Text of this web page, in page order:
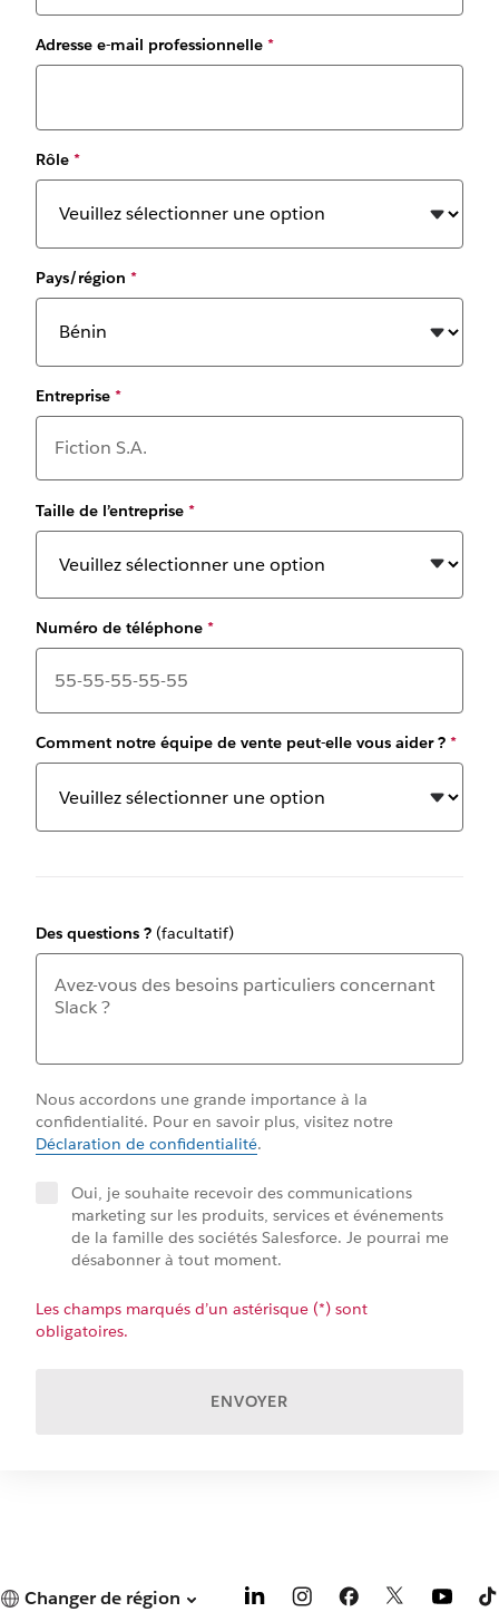
Adresse e-mail professionnelle *
Rôle *
Pays/région *
Entreprise *
Taille de l’entreprise *
Numéro de téléphone *
Comment notre équipe de vente peut-elle vous aider ? *
Des questions ? (facultatif)
Nous accordons une grande importance à la
confidentialité. Pour en savoir plus, visitez notre
Déclaration de confidentialité.
Oui, je souhaite recevoir des communications
marketing sur les produits, services et événements
de la famille des sociétés Salesforce. Je pourrai me
désabonner à tout moment.
Les champs marqués d’un astérisque (*) sont
obligatoires.
ENVOYER
Changer de région